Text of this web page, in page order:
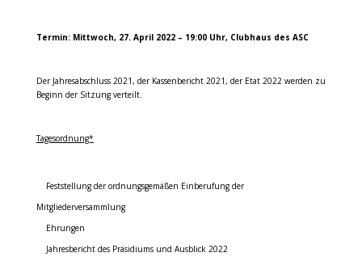
Termin: Mittwoch, 27. April 2022 – 19:00 Uhr, Clubhaus des ASC
Der Jahresabschluss 2021, der Kassenbericht 2021, der Etat 2022 werden zu
Beginn der Sitzung verteilt.
Tagesordnung*
Feststellung der ordnungsgemäßen Einberufung der
Mitgliederversammlung
Ehrungen
Jahresbericht des Präsidiums und Ausblick 2022